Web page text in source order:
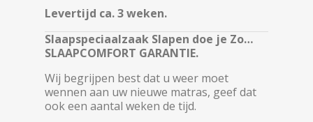
Levertijd ca. 3 weken.
Slaapspeciaalzaak Slapen doe je Zo…
SLAAPCOMFORT GARANTIE.
Wij begrijpen best dat u weer moet
wennen aan uw nieuwe matras, geef dat
ook een aantal weken de tijd.